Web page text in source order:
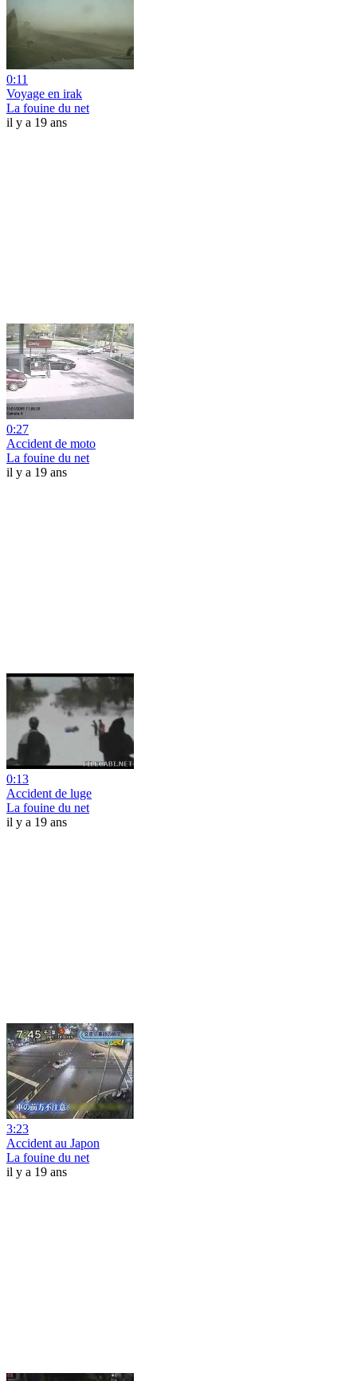
0:11
Voyage en irak
La fouine du net
il y a 19 ans
0:27
Accident de moto
La fouine du net
il y a 19 ans
0:13
Accident de luge
La fouine du net
il y a 19 ans
3:23
Accident au Japon
La fouine du net
il y a 19 ans